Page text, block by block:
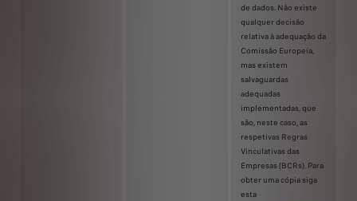
de dados. Não existe
qualquer decisão
relativa à adequação da
Comissão Europeia,
mas existem
salvaguardas
adequadas
implementadas, que
são, neste caso, as
respetivas Regras
Vinculativas das
Empresas (BCRs). Para
obter uma cópia siga
esta